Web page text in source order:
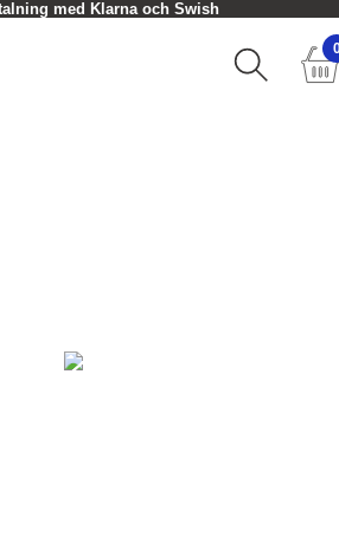
med Klarna och Swish